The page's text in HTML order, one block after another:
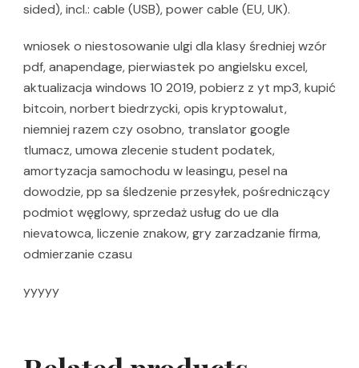
sided), incl.: cable (USB), power cable (EU, UK).
wniosek o niestosowanie ulgi dla klasy średniej wzór
pdf, anapendage, pierwiastek po angielsku excel,
aktualizacja windows 10 2019, pobierz z yt mp3, kupić
bitcoin, norbert biedrzycki, opis kryptowalut,
niemniej razem czy osobno, translator google
tlumacz, umowa zlecenie student podatek,
amortyzacja samochodu w leasingu, pesel na
dowodzie, pp sa śledzenie przesyłek, pośredniczący
podmiot węglowy, sprzedaż usług do ue dla
nievatowca, liczenie znakow, gry zarzadzanie firma,
odmierzanie czasu
yyyyy